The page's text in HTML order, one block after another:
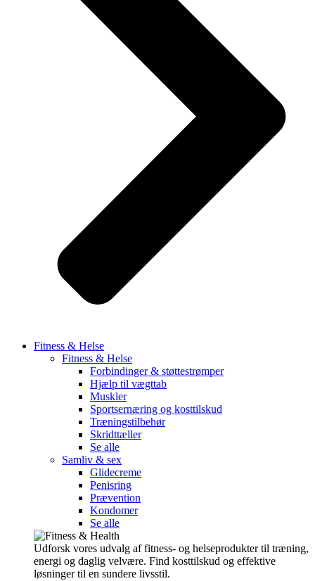
Fitness & Helse
Fitness & Helse
Forbindinger & støttestrømper
Hjælp til vægttab
Muskler
Sportsernæring og kosttilskud
Træningstilbehør
Skridttæller
Se alle
Samliv & sex
Glidecreme
Penisring
Prævention
Kondomer
Se alle
Udforsk vores udvalg af fitness- og helseprodukter til træning,
energi og daglig velvære. Find kosttilskud og effektive
løsninger til en sundere livsstil.